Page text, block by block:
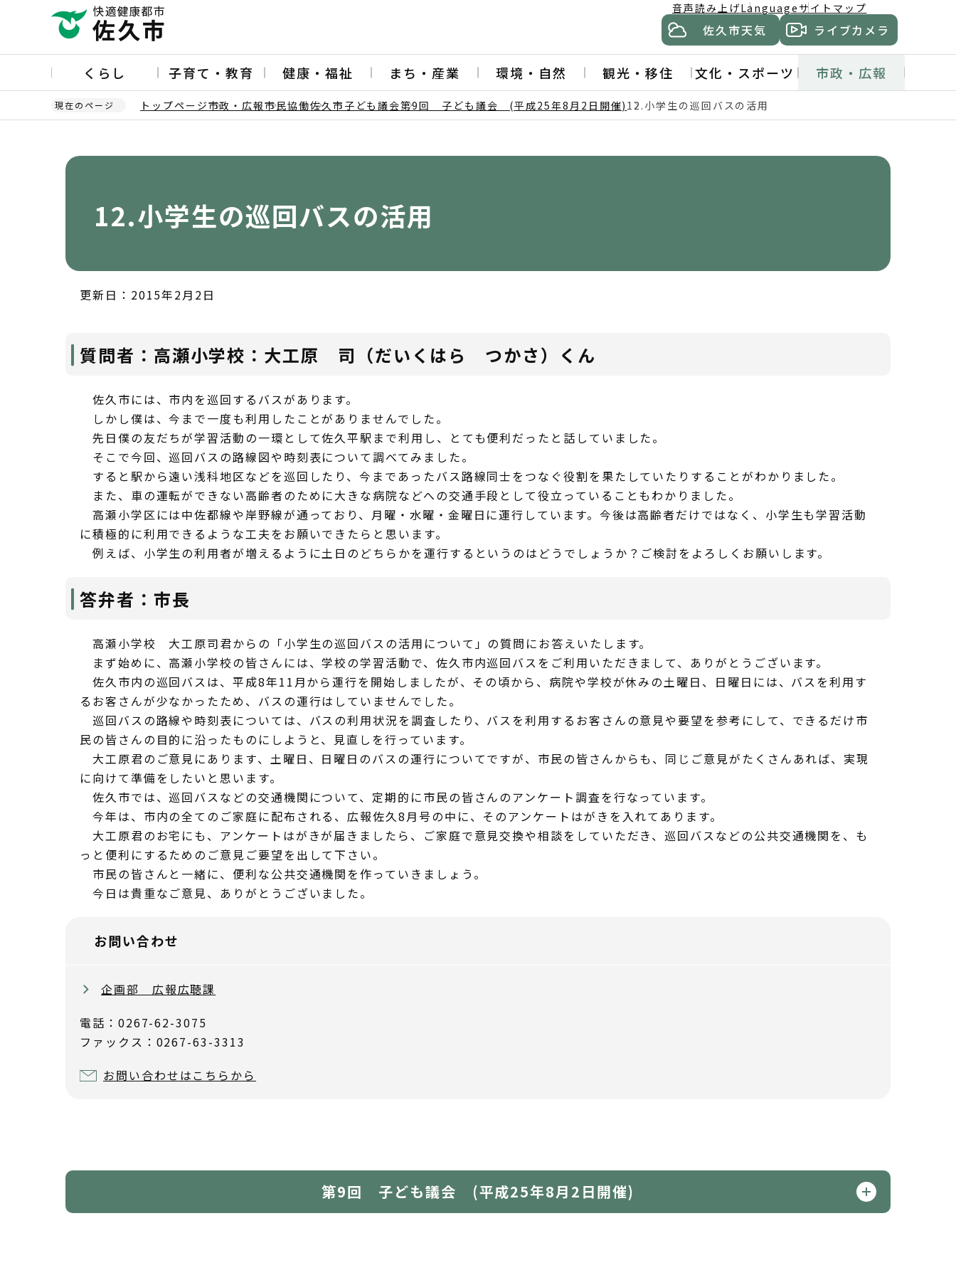
ー
の
音声読み上げLanguage サイトマップ
佐久市天気 ライブカメラ
くらし 子育て・教育 健康・福祉 まち・産業 環境・自然 観光・移住 文化・スポーツ 市政・広報
現在のページ トップページ市政・広報市民協働佐久市子ども議会第9回 子ども議会 (平成25年8月2日開催) 12.小学生の巡回バスの活用
12.小学生の巡回バスの活用
更新日：2015年2月2日
質問者：高瀬小学校：大工原 司（だいくはら つかさ）くん
佐久市には、市内を巡回するバスがあります。
しかし僕は、今まで一度も利用したことがありませんでした。
先日僕の友だちが学習活動の一環として佐久平駅まで利用し、とても便利だったと話していました。
そこで今回、巡回バスの路線図や時刻表について調べてみました。
すると駅から遠い浅科地区などを巡回したり、今まであったバス路線同士をつなぐ役割を果たしていたりすることがわかりました。
また、車の運転ができない高齢者のために大きな病院などへの交通手段として役立っていることもわかりました。
高瀬小学区には中佐都線や岸野線が通っており、月曜・水曜・金曜日に運行しています。今後は高齢者だけではなく、小学生も学習活動
に積極的に利用できるような工夫をお願いできたらと思います。
例えば、小学生の利用者が増えるように土日のどちらかを運行するというのはどうでしょうか？ご検討をよろしくお願いします。
答弁者：市長
高瀬小学校 大工原司君からの「小学生の巡回バスの活用について」の質問にお答えいたします。
まず始めに、高瀬小学校の皆さんには、学校の学習活動で、佐久市内巡回バスをご利用いただきまして、ありがとうございます。
佐久市内の巡回バスは、平成8年11月から運行を開始しましたが、その頃から、病院や学校が休みの土曜日、日曜日には、バスを利用す
るお客さんが少なかったため、バスの運行はしていませんでした。
巡回バスの路線や時刻表については、バスの利用状況を調査したり、バスを利用するお客さんの意見や要望を参考にして、できるだけ市
民の皆さんの目的に沿ったものにしようと、見直しを行っています。
大工原君のご意見にあります、土曜日、日曜日のバスの運行についてですが、市民の皆さんからも、同じご意見がたくさんあれば、実現
に向けて準備をしたいと思います。
佐久市では、巡回バスなどの交通機関について、定期的に市民の皆さんのアンケート調査を行なっています。
今年は、市内の全てのご家庭に配布される、広報佐久8月号の中に、そのアンケートはがきを入れてあります。
大工原君のお宅にも、アンケートはがきが届きましたら、ご家庭で意見交換や相談をしていただき、巡回バスなどの公共交通機関を、も
っと便利にするためのご意見ご要望を出して下さい。
市民の皆さんと一緒に、便利な公共交通機関を作っていきましょう。
今日は貴重なご意見、ありがとうございました。
お問い合わせ
企画部 広報広聴課
電話：0267-62-3075
ファックス：0267-63-3313
お問い合わせはこちらから
第9回 子ども議会 (平成25年8月2日開催)